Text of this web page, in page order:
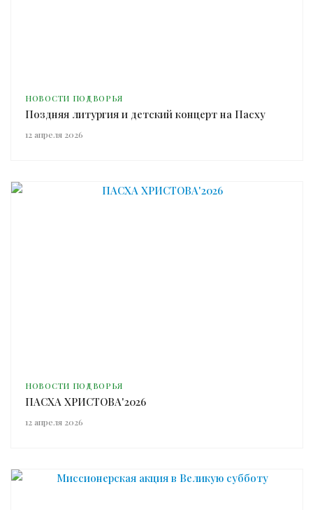
НОВОСТИ ПОДВОРЬЯ
Поздняя литургия и детский концерт на Пасху
12 апреля 2026
НОВОСТИ ПОДВОРЬЯ
ПАСХА ХРИСТОВА'2026
12 апреля 2026